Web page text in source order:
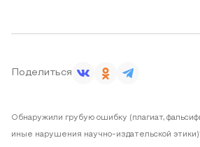
Поделиться
Обнаружили грубую ошибку (плагиат,
иные нарушения научно-издательской